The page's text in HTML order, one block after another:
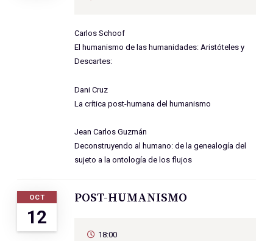
Carlos Schoof
El humanismo de las humanidades: Aristóteles y
Descartes:
Dani Cruz
La crítica post-humana del humanismo
Jean Carlos Guzmán
Deconstruyendo al humano: de la genealogía del
sujeto a la ontología de los flujos
OCT
12
POST-HUMANISMO
18:00